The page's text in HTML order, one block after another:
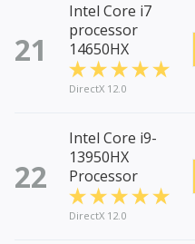
21
Intel Core i7
processor
14650HX
DirectX 12.0
22
Intel Core i9-
13950HX
Processor
DirectX 12.0